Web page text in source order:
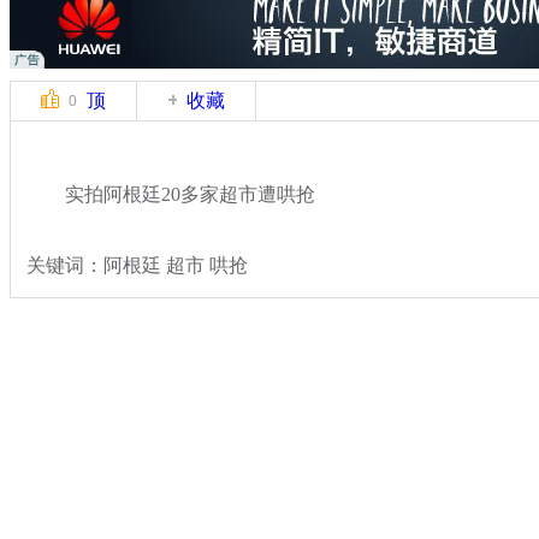
0 顶 收藏
实拍阿根廷20多家超市遭哄抢
关键词：阿根廷 超市 哄抢